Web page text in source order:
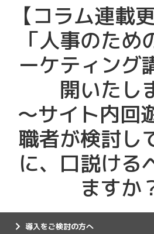
【コラム連載
「人事のため
ーケティング
開いたし
～サイト内回
職者が検討し
に、口説ける
ますか
導入をご検討の方へ